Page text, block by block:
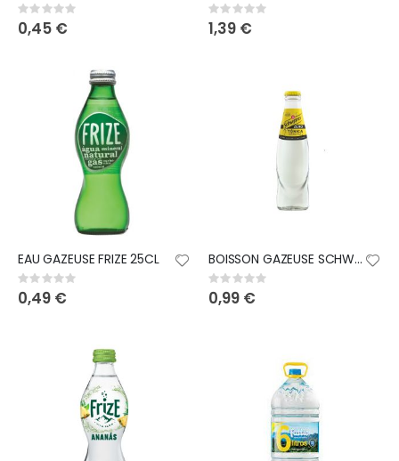
Rating:
0%
0,45 €
Rating:
0%
1,39 €
EAU GAZEUSE FRIZE 25CL
Rating:
0%
0,49 €
BOISSON GAZEUSE SCHWEPPES ZERO TP 20CL
Rating:
0%
0,99 €